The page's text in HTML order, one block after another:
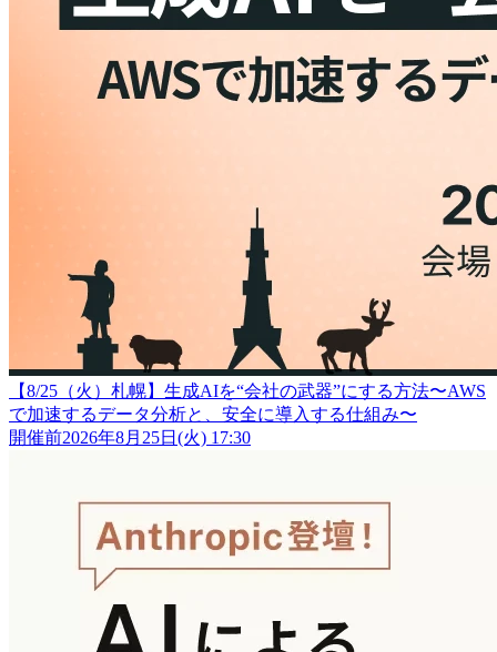
【8/25（火）札幌】生成AIを“会社の武器”にする方法〜AWS
で加速するデータ分析と、安全に導入する仕組み〜
開催前2026年8月25日(火) 17:30